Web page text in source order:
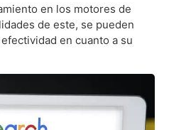
en los motores de
de este, se pueden
en cuanto a su